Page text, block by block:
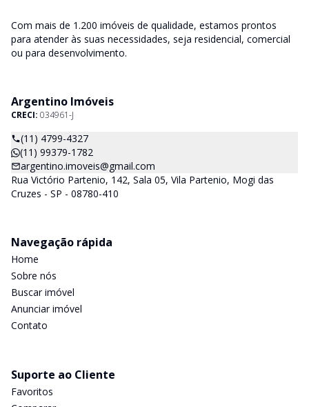
Com mais de 1.200 imóveis de qualidade, estamos prontos
para atender às suas necessidades, seja residencial, comercial
ou para desenvolvimento.
Argentino Imóveis
CRECI: 034961-J
(11) 4799-4327
(11) 99379-1782
argentino.imoveis@gmail.com
Rua Victório Partenio, 142, Sala 05, Vila Partenio, Mogi das
Cruzes - SP - 08780-410
Navegação rápida
Home
Sobre nós
Buscar imóvel
Anunciar imóvel
Contato
Suporte ao Cliente
Favoritos